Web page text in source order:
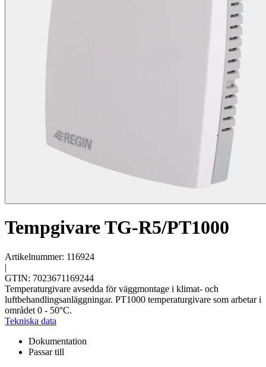
Tempgivare TG-R5/PT1000
Artikelnummer: 116924
|
GTIN: 7023671169244
Temperaturgivare avsedda för väggmontage i klimat- och
luftbehandlingsanläggningar. PT1000 temperaturgivare som arbetar i
området 0 - 50°C.
Tekniska data
Dokumentation
Passar till